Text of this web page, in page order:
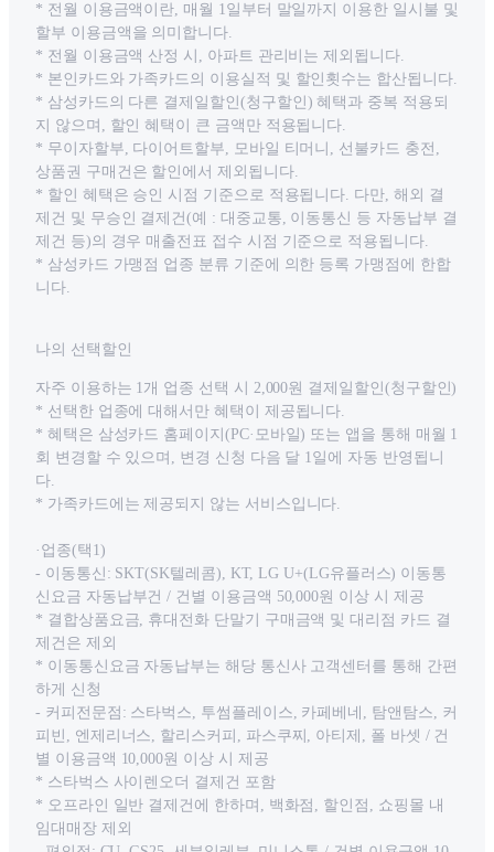
* 전월 이용금액이란, 매월 1일부터 말일까지 이용한 일시불 및
할부 이용금액을 의미합니다.
* 전월 이용금액 산정 시, 아파트 관리비는 제외됩니다.
* 본인카드와 가족카드의 이용실적 및 할인횟수는 합산됩니다.
* 삼성카드의 다른 결제일할인(청구할인) 혜택과 중복 적용되
지 않으며, 할인 혜택이 큰 금액만 적용됩니다.
* 무이자할부, 다이어트할부, 모바일 티머니, 선불카드 충전,
상품권 구매건은 할인에서 제외됩니다.
* 할인 혜택은 승인 시점 기준으로 적용됩니다. 다만, 해외 결
제건 및 무승인 결제건(예 : 대중교통, 이동통신 등 자동납부 결
제건 등)의 경우 매출전표 접수 시점 기준으로 적용됩니다.
* 삼성카드 가맹점 업종 분류 기준에 의한 등록 가맹점에 한합
니다.
나의 선택할인
자주 이용하는 1개 업종 선택 시 2,000원 결제일할인(청구할인)
* 선택한 업종에 대해서만 혜택이 제공됩니다.
* 혜택은 삼성카드 홈페이지(PC·모바일) 또는 앱을 통해 매월 1
회 변경할 수 있으며, 변경 신청 다음 달 1일에 자동 반영됩니
다.
* 가족카드에는 제공되지 않는 서비스입니다.
·업종(택1)
- 이동통신: SKT(SK텔레콤), KT, LG U+(LG유플러스) 이동통
신요금 자동납부건 / 건별 이용금액 50,000원 이상 시 제공
* 결합상품요금, 휴대전화 단말기 구매금액 및 대리점 카드 결
제건은 제외
* 이동통신요금 자동납부는 해당 통신사 고객센터를 통해 간편
하게 신청
- 커피전문점: 스타벅스, 투썸플레이스, 카페베네, 탐앤탐스, 커
피빈, 엔제리너스, 할리스커피, 파스쿠찌, 아티제, 폴 바셋 / 건
별 이용금액 10,000원 이상 시 제공
* 스타벅스 사이렌오더 결제건 포함
* 오프라인 일반 결제건에 한하며, 백화점, 할인점, 쇼핑몰 내
임대매장 제외